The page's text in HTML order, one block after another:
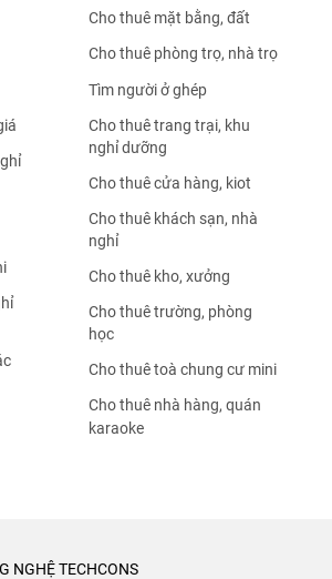
Cho thuê mặt bằng, đất
Cho thuê phòng trọ, nhà trọ
Tìm người ở ghép
Cho thuê trang trại, khu
nghỉ dưỡng
Cho thuê cửa hàng, kiot
Cho thuê khách sạn, nhà
nghỉ
Cho thuê kho, xưởng
Cho thuê trường, phòng
học
Cho thuê toà chung cư mini
Cho thuê nhà hàng, quán
karaoke
NGHỆ TECHCONS